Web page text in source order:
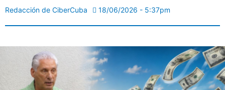
Redacción de CiberCuba 18/06/2026 - 5:37pm